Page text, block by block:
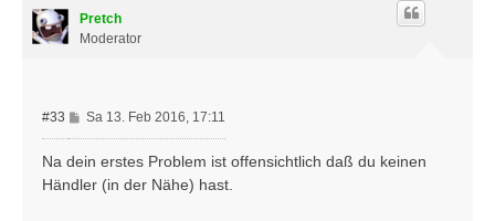
Pretch
Moderator
#33
B
e
i
t
Sa 13. Feb 2016, 17:11
Na dein erstes Problem ist offensichtlich daß du keinen
Händler (in der Nähe) hast.